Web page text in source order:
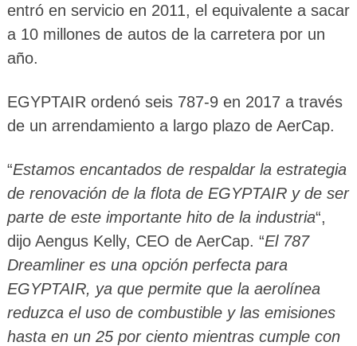
entró en servicio en 2011, el equivalente a sacar
a 10 millones de autos de la carretera por un
año.
EGYPTAIR ordenó seis 787-9 en 2017 a través
de un arrendamiento a largo plazo de AerCap.
“Estamos encantados de respaldar la estrategia
de renovación de la flota de EGYPTAIR y de ser
parte de este importante hito de la industria“,
dijo Aengus Kelly, CEO de AerCap. “El 787
Dreamliner es una opción perfecta para
EGYPTAIR, ya que permite que la aerolínea
reduzca el uso de combustible y las emisiones
hasta en un 25 por ciento mientras cumple con